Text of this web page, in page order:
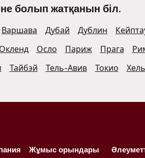
болып жатқанын біл.
Варшава Дубай Дублин
Окленд Осло Париж Прага
Тайбэй Тель-Авив Токио
Жұмыс орындары